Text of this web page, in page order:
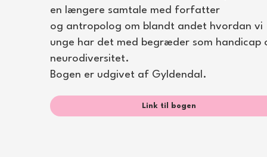
en længere samtale med forfatter
og antropolog om blandt andet hvordan vi
unge har det med begræder som handicap
neurodiversitet.
Bogen er udgivet af Gyldendal.
Link til bogen